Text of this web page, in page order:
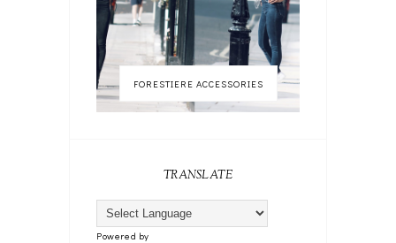
FORESTIERE ACCESSORIES
TRANSLATE
Powered by